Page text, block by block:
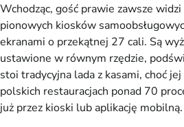
Wchodząc, gość prawie zawsze
pionowych kiosków
ekranami o przekątnej 27 cali. Są
ustawione w równym rzędzie,
stoi tradycyjna lada z kasami, choć
polskich restauracjach ponad 70
już przez kioski lub aplikację mobilną.